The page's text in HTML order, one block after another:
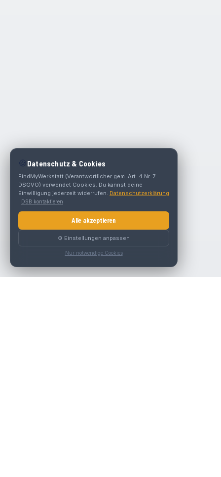
🍪 Datenschutz & Cookies
FindMyWerkstatt (Verantwortlicher gem. Art. 4 Nr. 7
DSGVO) verwendet Cookies. Du kannst deine
Einwilligung jederzeit widerrufen. Datenschutzerklärung
· DSB kontaktieren
Alle akzeptieren
⚙️ Einstellungen anpassen
Nur notwendige Cookies